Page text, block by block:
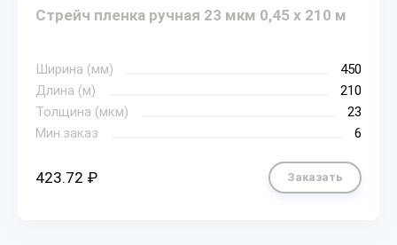
Стрейч пленка ручная 23 мкм 0,45 х 210 м
Ширина (мм)
450
Длина (м)
210
Толщина (мкм)
23
Мин.заказ
6
423.72 ₽ Заказать